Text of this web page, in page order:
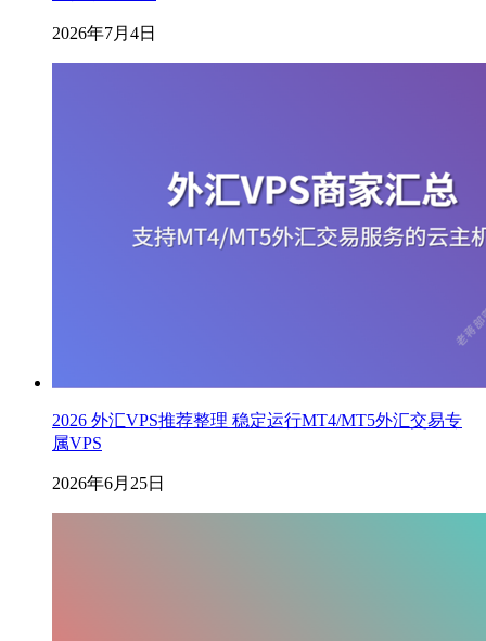
2026年7月4日
2026 外汇VPS推荐整理 稳定运行MT4/MT5外汇交易专
属VPS
2026年6月25日